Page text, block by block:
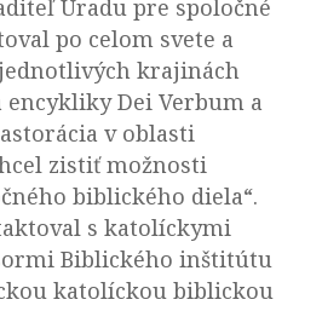
Úradu pre spoločné
po celom svete a
krajinách
Dei Verbum a
v oblasti
zistiť možnosti
biblického diela“.
s katolíckymi
Biblického inštitútu
katolíckou biblickou